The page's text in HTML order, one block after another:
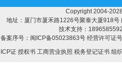
Copyright 2004-
地址：厦门市厦禾路1226号聚泰大厦918
技术支持：
备案序号：闽ICP备05023863号 经营许可证
ICP证 授权书 工商营业执照 税务登记证书 组